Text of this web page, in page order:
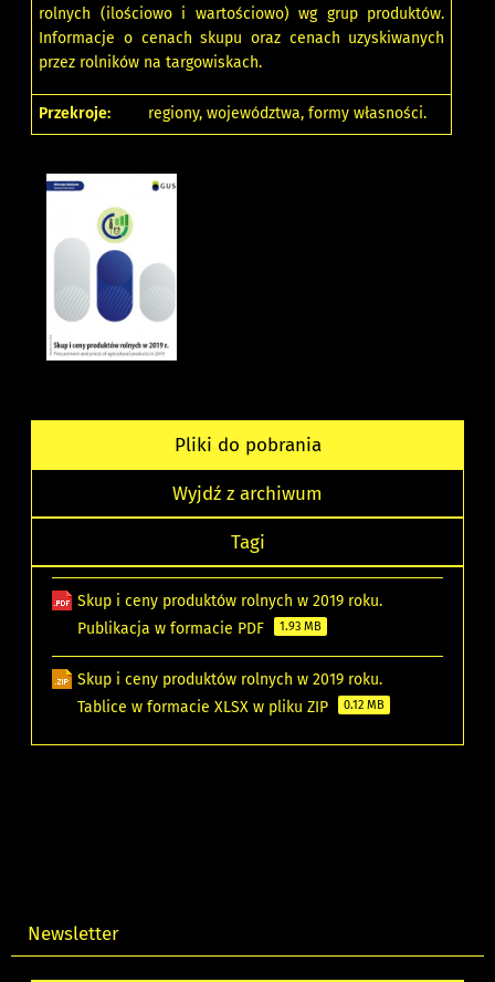
rolnych (ilościowo i wartościowo) wg grup produktów.
Informacje o cenach skupu oraz cenach uzyskiwanych
przez rolników na targowiskach.
Przekroje: regiony, województwa, formy własności.
Pliki do pobrania
Wyjdź z archiwum
Tagi
Skup i ceny produktów rolnych w 2019 roku.
Publikacja w formacie PDF
1.93 MB
Skup i ceny produktów rolnych w 2019 roku.
Tablice w formacie XLSX w pliku ZIP
0.12 MB
Newsletter